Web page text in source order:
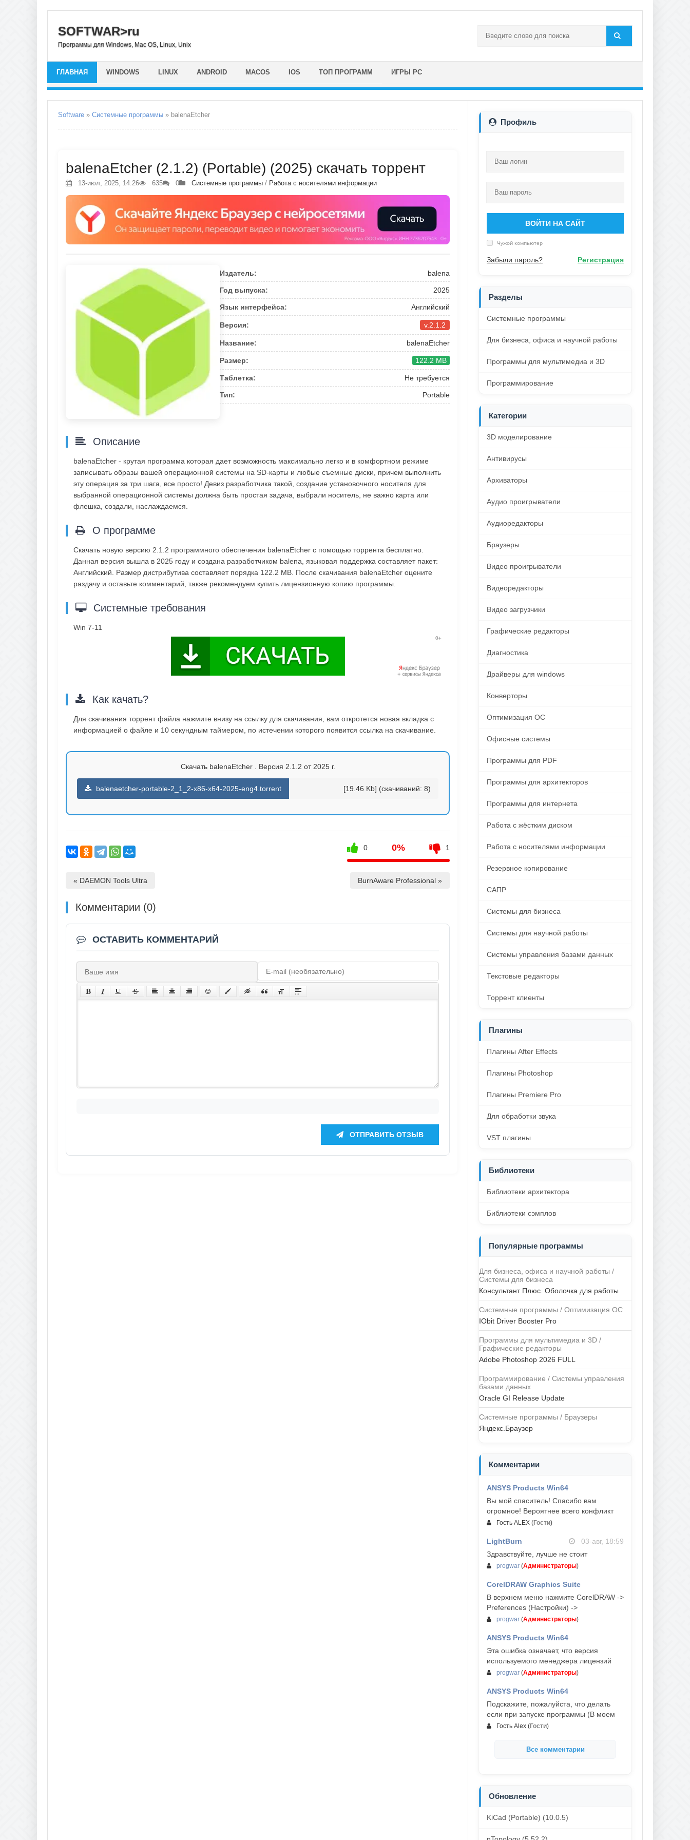
SOFTWAR>ru
Программы для Windows, Mac OS, Linux, Unix
ГЛАВНАЯ WINDOWS LINUX ANDROID MACOS IOS ТОП ПРОГРАММ ИГРЫ PC
Software » Системные программы » balenaEtcher
balenaEtcher (2.1.2) (Portable) (2025) скачать торрент
13-июл, 2025, 14:26 635 0 Системные программы / Работа с носителями информации
Издатель: balena
Год выпуска: 2025
Язык интерфейса: Английский
Версия: v.2.1.2
Название: balenaEtcher
Размер: 122.2 MB
Таблетка: Не требуется
Тип: Portable
Описание
balenaEtcher - крутая программа которая дает возможность максимально легко и в комфортном режиме
записывать образы вашей операционной системы на SD-карты и любые съемные диски, причем выполнить
эту операция за три шага, все просто! Девиз разработчика такой, создание установочного носителя для
выбранной операционной системы должна быть простая задача, выбрали носитель, не важно карта или
флешка, создали, наслаждаемся.
О программе
Скачать новую версию 2.1.2 программного обеспечения balenaEtcher с помощью торрента бесплатно.
Данная версия вышла в 2025 году и создана разработчиком balena, языковая поддержка составляет пакет:
Английский. Размер дистрибутива составляет порядка 122.2 MB. После скачивания balenaEtcher оцените
раздачу и оставьте комментарий, также рекомендуем купить лицензионную копию программы.
Системные требования
Win 7-11
Как качать?
Для скачивания торрент файла нажмите внизу на ссылку для скачивания, вам откротется новая вкладка с
информацией о файле и 10 секундным таймером, по истечении которого появится ссылка на скачивание.
Скачать balenaEtcher . Версия 2.1.2 от 2025 г.
balenaetcher-portable-2_1_2-x86-x64-2025-eng4.torrent [19.46 Kb] (cкачиваний: 8)
0 0% 1
« DAEMON Tools Ultra BurnAware Professional »
Комментарии (0)
ОСТАВИТЬ КОММЕНТАРИЙ
ОТПРАВИТЬ ОТЗЫВ
Профиль
ВОЙТИ НА САЙТ
Чужой компьютер
Забыли пароль? Регистрация
Разделы
Системные программы
Для бизнеса, офиса и научной работы
Программы для мультимедиа и 3D
Программирование
Категории
3D моделирование
Антивирусы
Архиваторы
Аудио проигрыватели
Аудиоредакторы
Браузеры
Видео проигрыватели
Видеоредакторы
Видео загрузчики
Графические редакторы
Диагностика
Драйверы для windows
Конверторы
Оптимизация ОС
Офисные системы
Программы для PDF
Программы для архитекторов
Программы для интернета
Работа с жёстким диском
Работа с носителями информации
Резервное копирование
САПР
Системы для бизнеса
Системы для научной работы
Системы управления базами данных
Текстовые редакторы
Торрент клиенты
Плагины
Плагины After Effects
Плагины Photoshop
Плагины Premiere Pro
Для обработки звука
VST плагины
Библиотеки
Библиотеки архитектора
Библиотеки сэмплов
Популярные программы
Для бизнеса, офиса и научной работы /
Системы для бизнеса
Консультант Плюс. Оболочка для работы
Системные программы / Оптимизация ОС
IObit Driver Booster Pro
Программы для мультимедиа и 3D /
Графические редакторы
Adobe Photoshop 2026 FULL
Программирование / Системы управления
базами данных
Oracle GI Release Update
Системные программы / Браузеры
Яндекс.Браузер
Комментарии
ANSYS Products Win64
Вы мой спаситель! Спасибо вам
огромное! Вероятнее всего конфликт
Гость ALEX (Гости)
LightBurn
03-авг, 18:59
Здравствуйте, лучше не стоит
progwar (Администраторы)
CorelDRAW Graphics Suite
03-авг, 18:58
В верхнем меню нажмите CorelDRAW ->
Preferences (Настройки) ->
progwar (Администраторы)
ANSYS Products Win64
Эта ошибка означает, что версия
используемого менеджера лицензий
progwar (Администраторы)
ANSYS Products Win64
Подскажите, пожалуйста, что делать
если при запуске программы (В моем
Гость Alex (Гости)
Все комментарии
Обновление
KiCad (Portable) (10.0.5)